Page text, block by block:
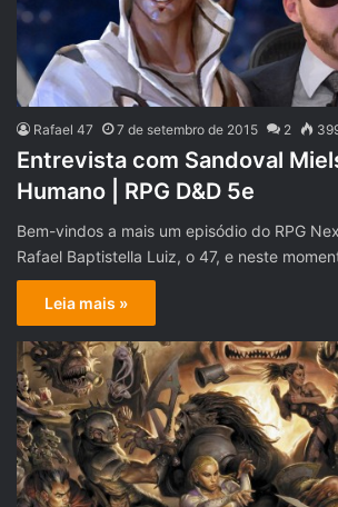
Rafael 47 7 de setembro de 2015 2
Entrevista com Sandoval
Humano | RPG D&D 5e
Bem-vindos a mais um episódio do RPG
Rafael Baptistella Luiz, o 47, e neste
Leia mais »